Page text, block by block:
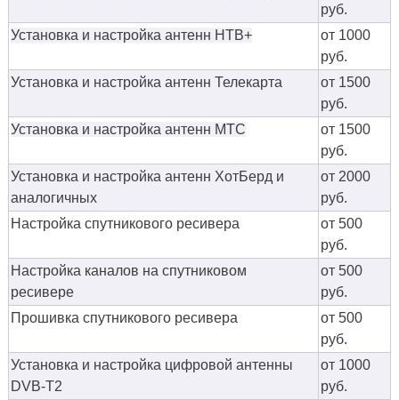
руб.
Установка и настройка антенн НТВ+
от 1000
руб.
Установка и настройка антенн Телекарта
от 1500
руб.
Установка и настройка антенн МТС
от 1500
руб.
Установка и настройка антенн ХотБерд и
аналогичных
от 2000
руб.
Настройка спутникового ресивера
от 500
руб.
Настройка каналов на спутниковом
ресивере
от 500
руб.
Прошивка спутникового ресивера
от 500
руб.
Установка и настройка цифровой антенны
DVB-T2
от 1000
руб.